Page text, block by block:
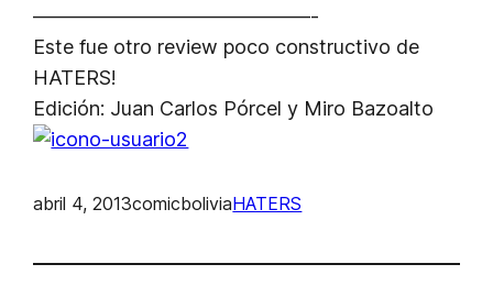
——————————————-
Este fue otro review poco constructivo de
HATERS!
Edición: Juan Carlos Pórcel y Miro Bazoalto
abril 4, 2013comicboliviaHATERS